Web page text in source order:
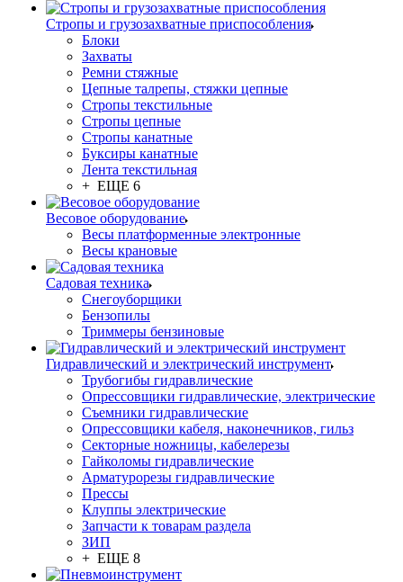
Стропы и грузозахватные приспособления
Блоки
Захваты
Ремни стяжные
Цепные талрепы, стяжки цепные
Стропы текстильные
Стропы цепные
Стропы канатные
Буксиры канатные
Лента текстильная
+ ЕЩЕ 6
Весовое оборудование
Весы платформенные электронные
Весы крановые
Садовая техника
Снегоуборщики
Бензопилы
Триммеры бензиновые
Гидравлический и электрический инструмент
Трубогибы гидравлические
Опрессовщики гидравлические, электрические
Съемники гидравлические
Опрессовщики кабеля, наконечников, гильз
Секторные ножницы, кабелерезы
Гайколомы гидравлические
Арматурорезы гидравлические
Прессы
Клуппы электрические
Запчасти к товарам раздела
ЗИП
+ ЕЩЕ 8